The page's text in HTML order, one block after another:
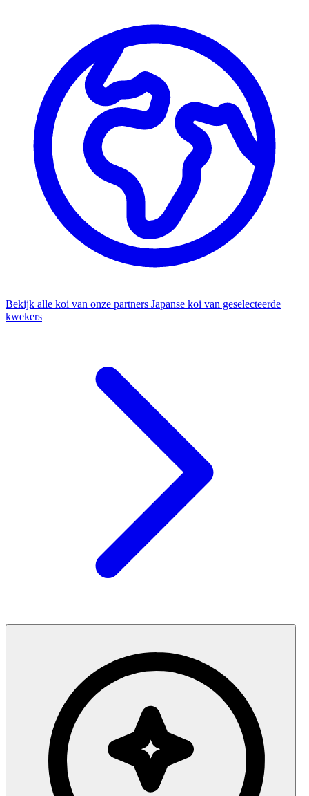
Bekijk alle koi van onze partners Japanse koi van geselecteerde
kwekers